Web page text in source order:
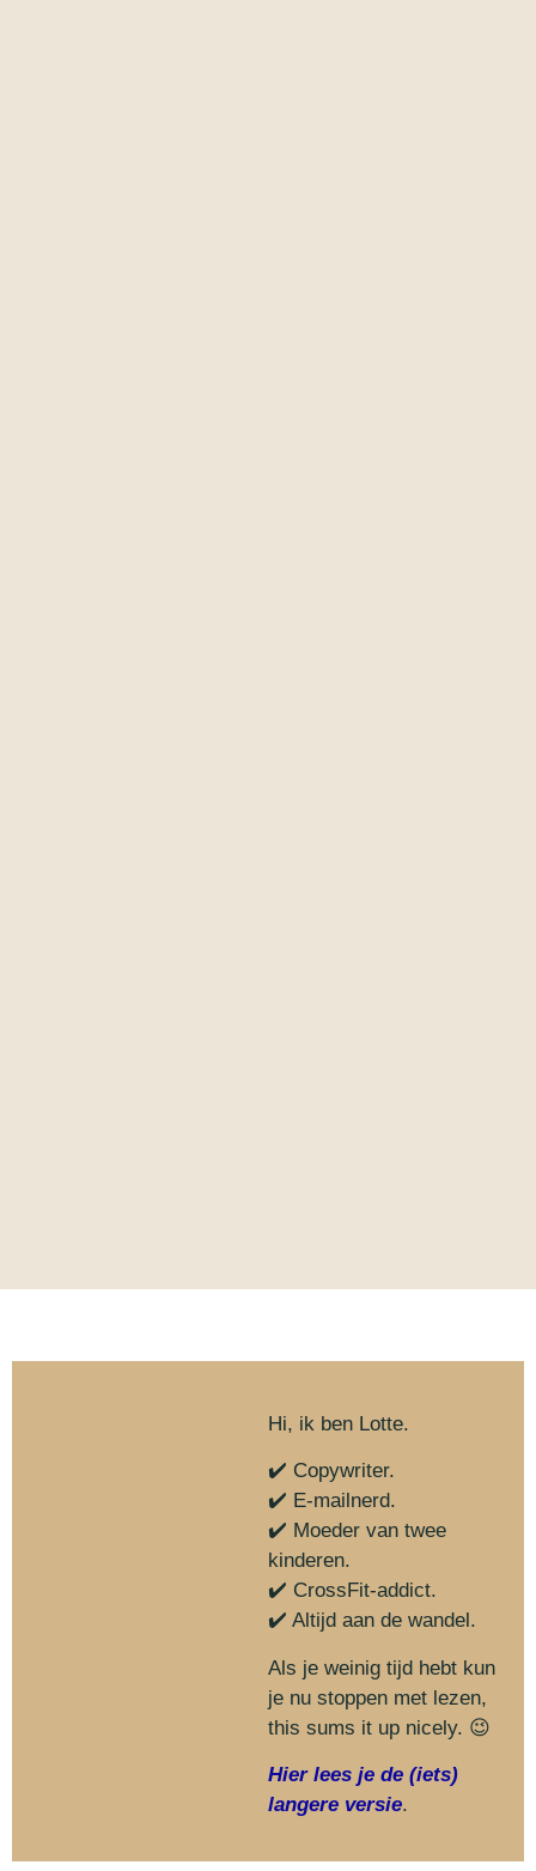
Hi, ik ben Lotte.
✔️ Copywriter.
✔️ E-mailnerd.
✔️ Moeder van twee
kinderen.
✔️ CrossFit-addict.
✔️ Altijd aan de wandel.
Als je weinig tijd hebt kun
je nu stoppen met lezen,
this sums it up nicely. 😉
Hier lees je de (iets)
langere versie.